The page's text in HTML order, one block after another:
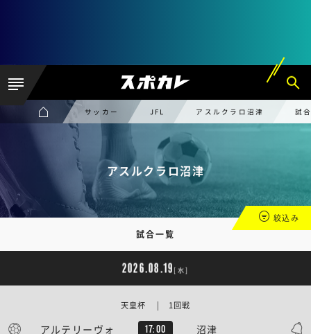
サッカー JFL アスルクラロ沼津 試
アスルクラロ沼津
試合一覧
絞込み
2026.08.19 [水]
アルテリーヴォ 17:00 沼津
天皇杯 | 1回戦